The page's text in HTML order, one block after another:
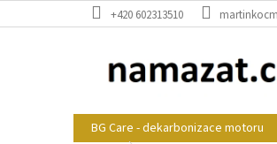
na
+420 602313510
BG Care - dekarbonizace motoru